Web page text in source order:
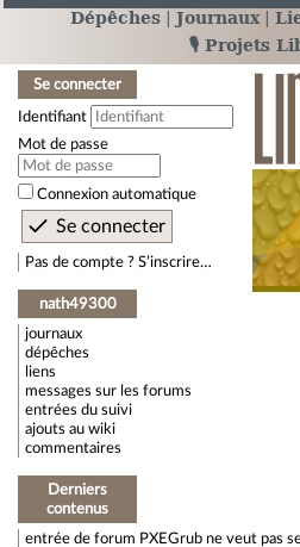
Dépêches Journaux
🎙️ Projets
Se connecter
Identifiant
Mot de passe
Connexion automatique
Pas de compte ? S’inscrire…
nath49300
journaux
dépêches
liens
messages sur les forums
entrées du suivi
ajouts au wiki
commentaires
Derniers
contenus
entrée de forum PXEGrub ne veut pas